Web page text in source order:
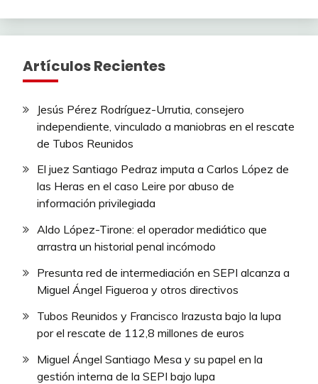
Artículos Recientes
Jesús Pérez Rodríguez-Urrutia, consejero
independiente, vinculado a maniobras en el rescate
de Tubos Reunidos
El juez Santiago Pedraz imputa a Carlos López de
las Heras en el caso Leire por abuso de
información privilegiada
Aldo López-Tirone: el operador mediático que
arrastra un historial penal incómodo
Presunta red de intermediación en SEPI alcanza a
Miguel Ángel Figueroa y otros directivos
Tubos Reunidos y Francisco Irazusta bajo la lupa
por el rescate de 112,8 millones de euros
Miguel Ángel Santiago Mesa y su papel en la
gestión interna de la SEPI bajo lupa